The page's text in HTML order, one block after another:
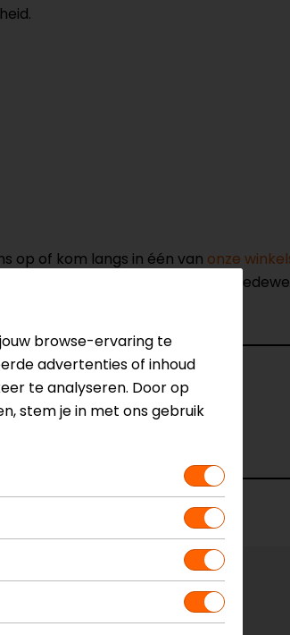
op of kom langs in één van onze
passen en staan onze
157331
browse-ervaring te
advertenties of inhoud
te analyseren. Door op
stem je in met ons gebruik